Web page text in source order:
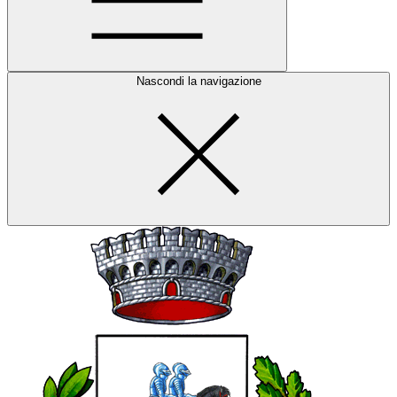
Nascondi la navigazione